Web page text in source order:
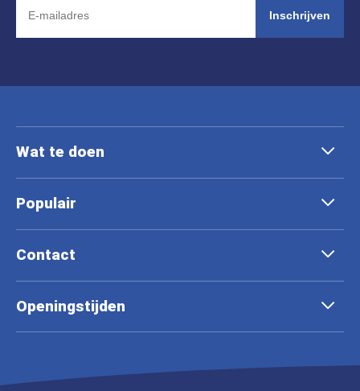
Inschrijven
Wat te doen
Populair
Contact
Openingstijden